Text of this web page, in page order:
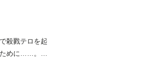
殺戮テロを起
めに……。彼